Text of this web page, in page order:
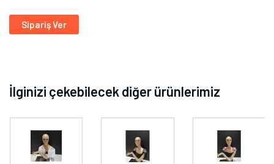
Sipariş Ver
İlginizi çekebilecek diğer ürünlerimiz